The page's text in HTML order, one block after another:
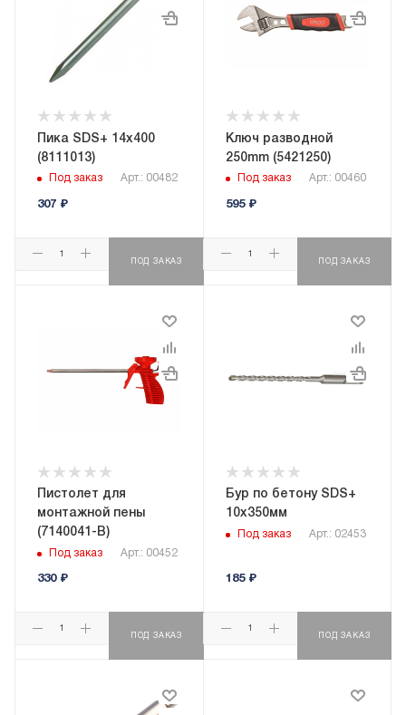
Пика SDS+ 14x400
(8111013)
Под заказ Арт.: 00482
307 ₽
ПОД ЗАКАЗ
Ключ разводной
250mm (5421250)
Под заказ Арт.: 00460
595₽
ПОД ЗАКАЗ
Пистолет для
монтажной пены
(7140041-B)
Под заказ Арт.: 00452
330₽
ПОД ЗАКАЗ
Бур по бетону SDS+
10х350мм
Под заказ Арт.: 02453
185₽
ПОД ЗАКАЗ